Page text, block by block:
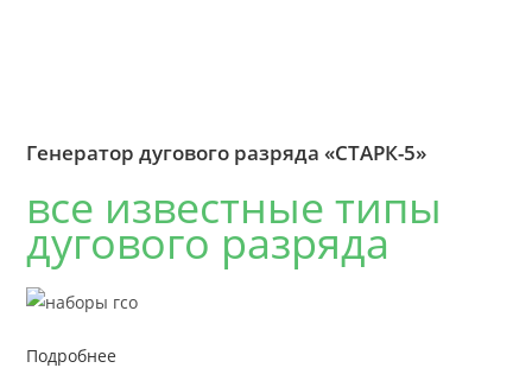
Генератор дугового разряда «СТАРК-5»
все известные типы
дугового разряда
Подробнее